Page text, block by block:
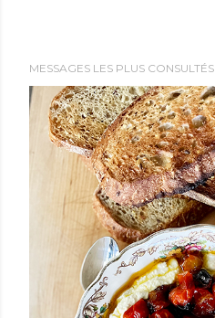
r
u
c
MESSAGES LES PLUS CONSULTÉS